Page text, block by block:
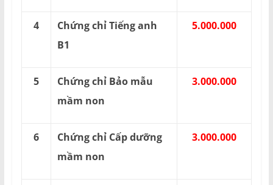
4
Chứng chỉ Tiếng anh
B1
5.000.000
5
Chứng chỉ Bảo mẫu
mầm non
3.000.000
6
Chứng chỉ Cấp dưỡng
mầm non
3.000.000